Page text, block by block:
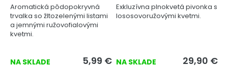
Aromatická pôdopokryvná
trvalka so žltozelenými listami
a jemnými ružovofialovými
kvetmi.
NA SKLADE 5,99 €
Exkluzívna plnokvetá pivonka s
lososovoružovými kvetmi.
NA SKLADE 29,90 €